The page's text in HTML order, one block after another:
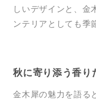
しいデザインと、金
ンテリアとしても季
秋に寄り添う香り
金木犀の魅力を語る